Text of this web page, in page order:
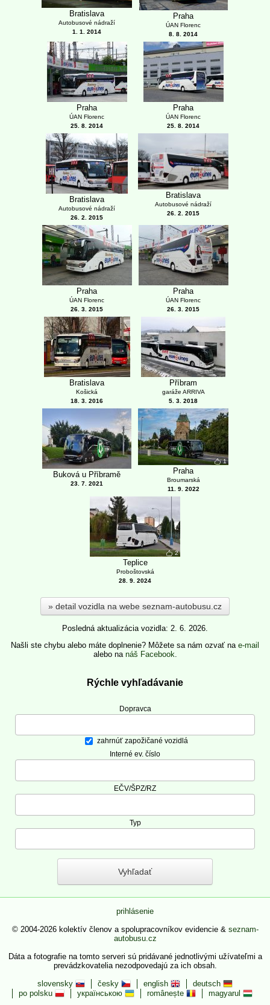
Bratislava
Autobusové nádraží
1. 1. 2014
Praha
ÚAN Florenc
8. 8. 2014
Praha
ÚAN Florenc
25. 8. 2014
Praha
ÚAN Florenc
25. 8. 2014
Bratislava
Autobusové nádraží
26. 2. 2015
Bratislava
Autobusové nádraží
26. 2. 2015
Praha
ÚAN Florenc
26. 3. 2015
Praha
ÚAN Florenc
26. 3. 2015
Bratislava
Košická
18. 3. 2016
Příbram
garáže ARRIVA
5. 3. 2018
Buková u Příbramě
23. 7. 2021
1
Praha
Broumarská
11. 9. 2022
2
Teplice
Proboštovská
28. 9. 2024
detail vozidla na webe seznam-autobusu.cz
Posledná aktualizácia vozidla: 2. 6. 2026.
Našli ste chybu alebo máte doplnenie? Môžete sa nám ozvať na e-mail
alebo na náš Facebook.
Rýchle vyhľadávanie
Dopravca
zahrnúť zapožičané vozidlá
Interné ev. číslo
EČV/ŠPZ/RZ
Typ
prihlásenie
© 2004-2026 kolektív členov a spolupracovníkov evidencie & seznam-
autobusu.cz
Dáta a fotografie na tomto serveri sú pridávané jednotlivými užívateľmi a
prevádzkovatelia nezodpovedajú za ich obsah.
slovensky
česky english
deutsch
po polsku
українською românește magyarul